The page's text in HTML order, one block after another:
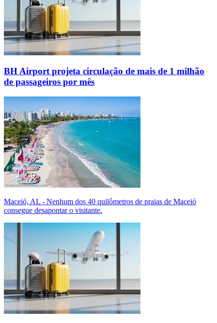
BH Airport projeta circulação de mais de 1 milhão
de passageiros por mês
Maceió, AL - Nenhum dos 40 quilômetros de praias de Maceió
consegue desapontar o visitante.